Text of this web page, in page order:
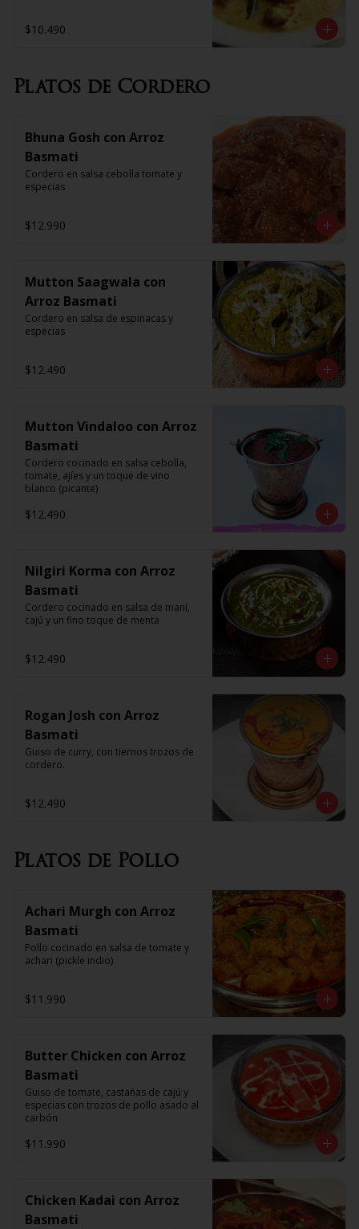
$10.490
Platos de Cordero
Bhuna Gosh con Arroz
Basmati
Cordero en salsa cebolla tomate y
especias
$12.990
Mutton Saagwala con
Arroz Basmati
Cordero en salsa de espinacas y
especias
$12.490
Mutton Vindaloo con Arroz
Basmati
Cordero cocinado en salsa cebolla,
tomate, ajíes y un toque de vino
blanco (picante)
$12.490
Nilgiri Korma con Arroz
Basmati
Cordero cocinado en salsa de maní,
cajú y un fino toque de menta
$12.490
Rogan Josh con Arroz
Basmati
Guiso de curry, con tiernos trozos de
cordero.
$12.490
Platos de Pollo
Achari Murgh con Arroz
Basmati
Pollo cocinado en salsa de tomate y
achari (pickle indio)
$11.990
Butter Chicken con Arroz
Basmati
Guiso de tomate, castañas de cajú y
especias con trozos de pollo asado al
carbón
$11.990
Chicken Kadai con Arroz
Basmati